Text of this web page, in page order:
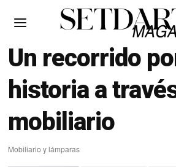
Un recorrido
historia a
mobiliario
Mobiliario y lámparas